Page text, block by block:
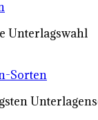
Unterlagswahl
Sorten